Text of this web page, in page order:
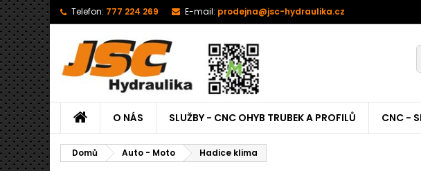
Telefon: 777 224 269 E-mail: prodejna@jsc-hydraulika.cz
O NÁS SLUŽBY - CNC OHYB TRUBEK A PROFILŮ CNC -
Domů Auto - Moto Hadice klima